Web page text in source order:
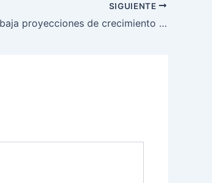
SIGUIENTE
Bancolombia ajusta a la baja proyecciones de crecimiento para 2026 por riesgos fiscales e inflación